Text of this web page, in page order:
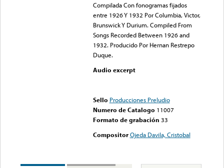
Compilada Con fonogramas fijados
entre 1926 Y 1932 Por Columbia, Victor,
Brunswick Y Durium. Compiled From
Songs Recorded Between 1926 and
1932. Producido Por Hernan Restrepo
Duque.
Audio excerpt
Sello Producciones Preludio
Numero de Catalogo 11007
Formato de grabación 33
Compositor Ojeda Davila, Cristobal